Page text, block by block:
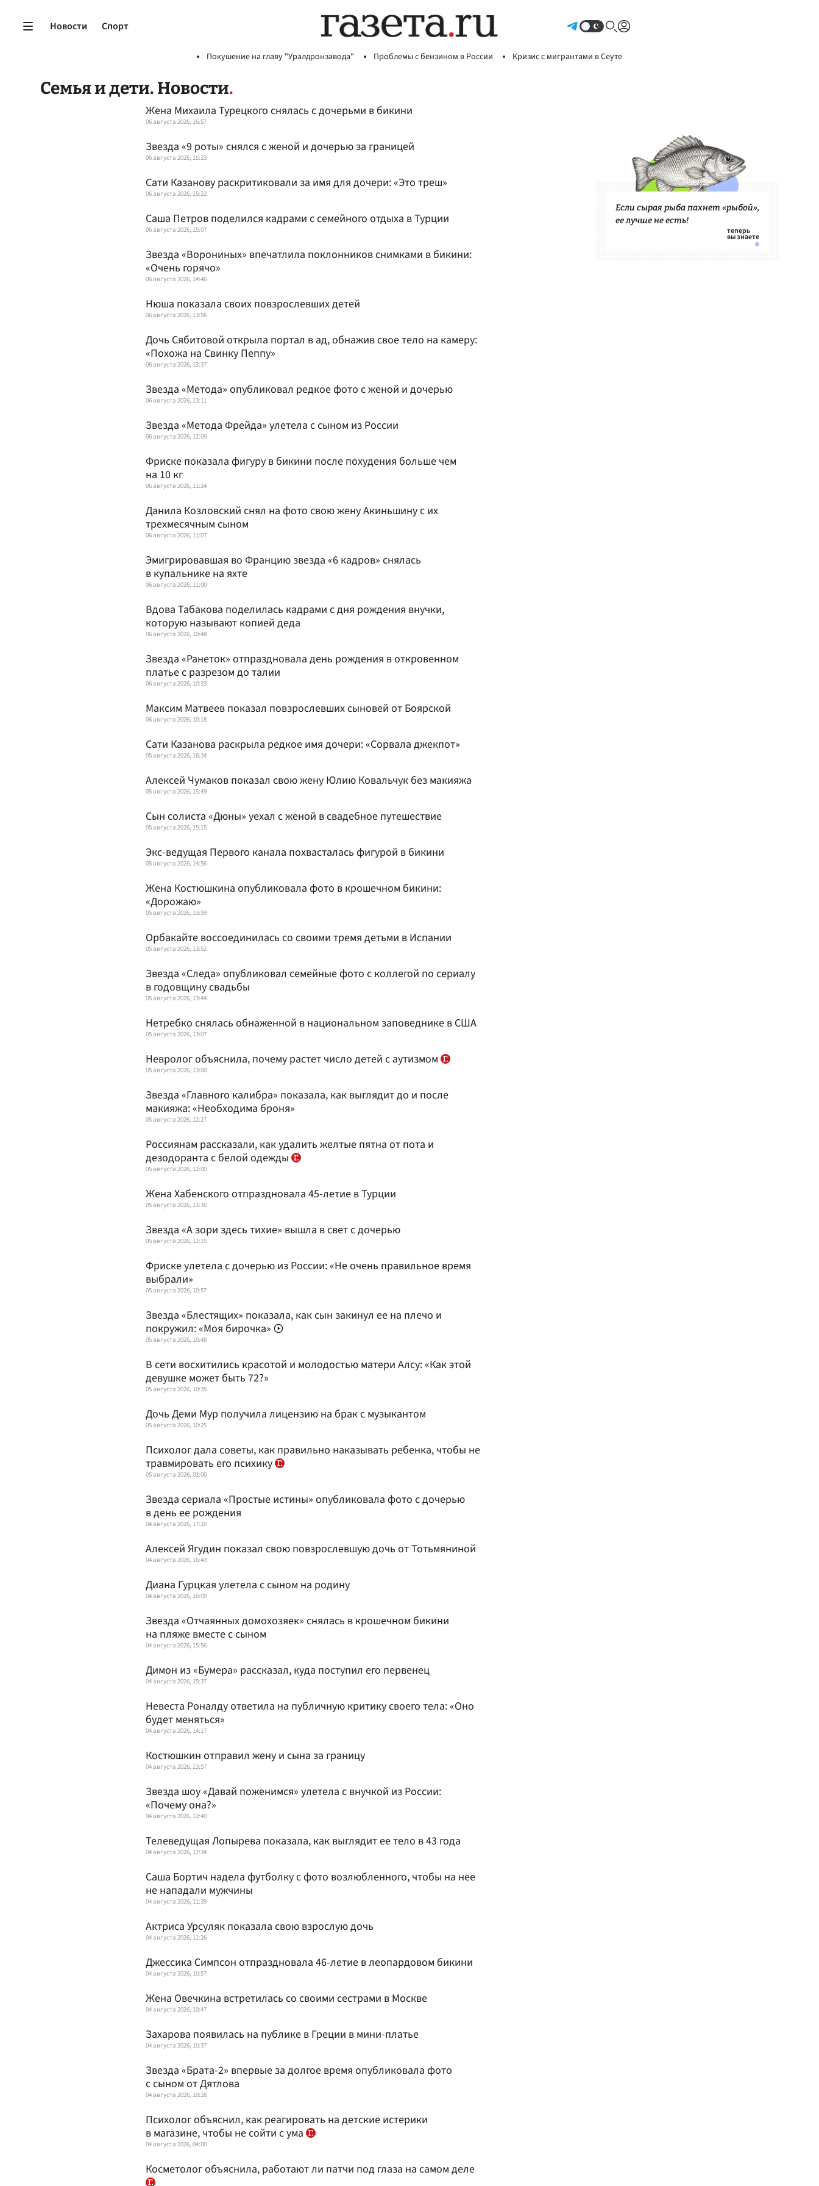
Новости Спорт
Покушение на главу "Уралдронзавода" Проблемы с бензином в России Кризис с мигрантами в Сеуте
Семья и дети. Новости
Жена Михаила Турецкого снялась с дочерьми в бикини
06 августа 2026, 16:57
Звезда «9 роты» снялся с женой и дочерью за границей
06 августа 2026, 15:33
Сати Казанову раскритиковали за имя для дочери: «Это треш»
06 августа 2026, 15:22
Саша Петров поделился кадрами с семейного отдыха в Турции
06 августа 2026, 15:07
Звезда «Ворониных» впечатлила поклонников снимками в бикини:
«Очень горячо»
06 августа 2026, 14:46
Нюша показала своих повзрослевших детей
06 августа 2026, 13:58
Дочь Сябитовой открыла портал в ад, обнажив свое тело на камеру:
«Похожа на Свинку Пеппу»
06 августа 2026, 13:37
Звезда «Метода» опубликовал редкое фото с женой и дочерью
06 августа 2026, 13:11
Звезда «Метода Фрейда» улетела с сыном из России
06 августа 2026, 12:09
Фриске показала фигуру в бикини после похудения больше чем
на 10 кг
06 августа 2026, 11:24
Данила Козловский снял на фото свою жену Акиньшину с их
трехмесячным сыном
06 августа 2026, 11:07
Эмигрировавшая во Францию звезда «6 кадров» снялась
в купальнике на яхте
06 августа 2026, 11:00
Вдова Табакова поделилась кадрами с дня рождения внучки,
которую называют копией деда
06 августа 2026, 10:48
Звезда «Ранеток» отпраздновала день рождения в откровенном
платье с разрезом до талии
06 августа 2026, 10:33
Максим Матвеев показал повзрослевших сыновей от Боярской
06 августа 2026, 10:18
Сати Казанова раскрыла редкое имя дочери: «Сорвала джекпот»
05 августа 2026, 16:34
Алексей Чумаков показал свою жену Юлию Ковальчук без макияжа
05 августа 2026, 15:49
Сын солиста «Дюны» уехал с женой в свадебное путешествие
05 августа 2026, 15:15
Экс-ведущая Первого канала похвасталась фигурой в бикини
05 августа 2026, 14:56
Жена Костюшкина опубликовала фото в крошечном бикини:
«Дорожаю»
05 августа 2026, 13:59
Орбакайте воссоединилась со своими тремя детьми в Испании
05 августа 2026, 13:52
Звезда «Следа» опубликовал семейные фото с коллегой по сериалу
в годовщину свадьбы
05 августа 2026, 13:44
Нетребко снялась обнаженной в национальном заповеднике в США
05 августа 2026, 13:07
Невролог объяснила, почему растет число детей с аутизмом
05 августа 2026, 13:00
Звезда «Главного калибра» показала, как выглядит до и после
макияжа: «Необходима броня»
05 августа 2026, 12:27
Россиянам рассказали, как удалить желтые пятна от пота и
дезодоранта с белой одежды
05 августа 2026, 12:00
Жена Хабенского отпраздновала 45-летие в Турции
05 августа 2026, 11:30
Звезда «А зори здесь тихие» вышла в свет с дочерью
05 августа 2026, 11:15
Фриске улетела с дочерью из России: «Не очень правильное время
выбрали»
05 августа 2026, 10:57
Звезда «Блестящих» показала, как сын закинул ее на плечо и
покружил: «Моя бирочка»
05 августа 2026, 10:48
В сети восхитились красотой и молодостью матери Алсу: «Как этой
девушке может быть 72?»
05 августа 2026, 10:35
Дочь Деми Мур получила лицензию на брак с музыкантом
05 августа 2026, 10:25
Психолог дала советы, как правильно наказывать ребенка, чтобы не
травмировать его психику
05 августа 2026, 03:00
Звезда сериала «Простые истины» опубликовала фото с дочерью
в день ее рождения
04 августа 2026, 17:20
Алексей Ягудин показал свою повзрослевшую дочь от Тотьмяниной
04 августа 2026, 16:43
Диана Гурцкая улетела с сыном на родину
04 августа 2026, 16:09
Звезда «Отчаянных домохозяек» снялась в крошечном бикини
на пляже вместе с сыном
04 августа 2026, 15:56
Димон из «Бумера» рассказал, куда поступил его первенец
04 августа 2026, 15:37
Невеста Роналду ответила на публичную критику своего тела: «Оно
будет меняться»
04 августа 2026, 14:17
Костюшкин отправил жену и сына за границу
04 августа 2026, 13:57
Звезда шоу «Давай поженимся» улетела с внучкой из России:
«Почему она?»
04 августа 2026, 12:40
Телеведущая Лопырева показала, как выглядит ее тело в 43 года
04 августа 2026, 12:34
Саша Бортич надела футболку с фото возлюбленного, чтобы на нее
не нападали мужчины
04 августа 2026, 11:39
Актриса Урсуляк показала свою взрослую дочь
04 августа 2026, 11:26
Джессика Симпсон отпраздновала 46-летие в леопардовом бикини
04 августа 2026, 10:57
Жена Овечкина встретилась со своими сестрами в Москве
04 августа 2026, 10:47
Захарова появилась на публике в Греции в мини-платье
04 августа 2026, 10:37
Звезда «Брата-2» впервые за долгое время опубликовала фото
с сыном от Дятлова
04 августа 2026, 10:28
Психолог объяснил, как реагировать на детские истерики
в магазине, чтобы не сойти с ума
04 августа 2026, 04:00
Косметолог объяснила, работают ли патчи под глаза на самом деле
Если сырая рыба пахнет «рыбой»,
ее лучше не есть!